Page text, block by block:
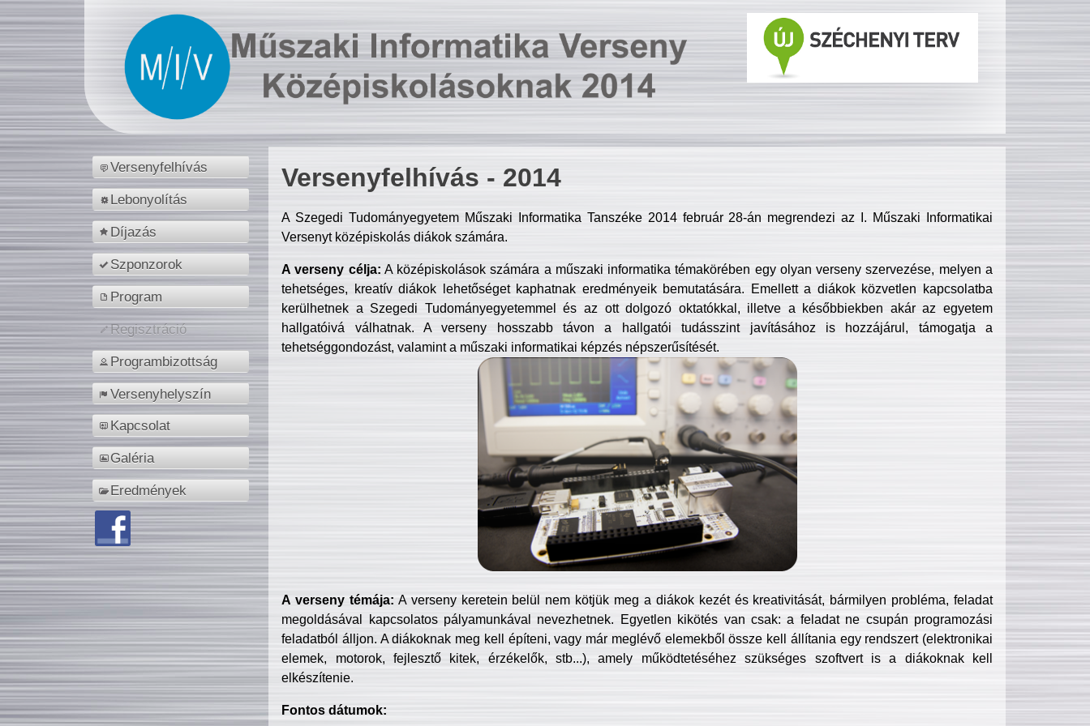
Versenyfelhívás
Lebonyolítás
Díjazás
Szponzorok
Program
Regisztráció
Programbizottság
Versenyhelyszín
Kapcsolat
Galéria
Eredmények
Versenyfelhívás - 2014
A Szegedi Tudományegyetem Műszaki Informatika Tanszéke 2014 február 28-án megrendezi az I. Műszaki Informatikai
Versenyt középiskolás diákok számára.
A verseny célja: A középiskolások számára a műszaki informatika témakörében egy olyan verseny szervezése, melyen a
tehetséges, kreatív diákok lehetőséget kaphatnak eredményeik bemutatására. Emellett a diákok közvetlen kapcsolatba
kerülhetnek a Szegedi Tudományegyetemmel és az ott dolgozó oktatókkal, illetve a későbbiekben akár az egyetem
hallgatóivá válhatnak. A verseny hosszabb távon a hallgatói tudásszint javításához is hozzájárul, támogatja a
tehetséggondozást, valamint a műszaki informatikai képzés népszerűsítését.
A verseny témája: A verseny keretein belül nem kötjük meg a diákok kezét és kreativitását, bármilyen probléma, feladat
megoldásával kapcsolatos pályamunkával nevezhetnek. Egyetlen kikötés van csak: a feladat ne csupán programozási
feladatból álljon. A diákoknak meg kell építeni, vagy már meglévő elemekből össze kell állítania egy rendszert (elektronikai
elemek, motorok, fejlesztő kitek, érzékelők, stb...), amely működtetéséhez szükséges szoftvert is a diákoknak kell
elkészítenie.
Fontos dátumok: